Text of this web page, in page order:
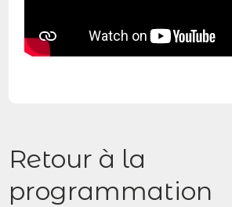
Retour à la
programmation